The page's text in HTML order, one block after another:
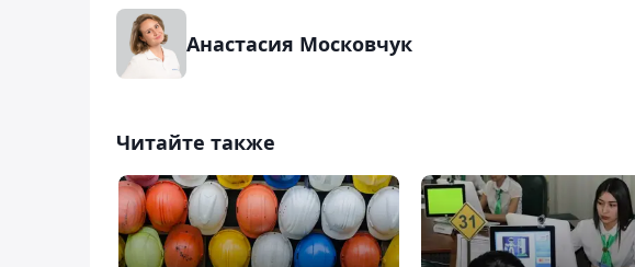
Анастасия Московчук
Читайте также